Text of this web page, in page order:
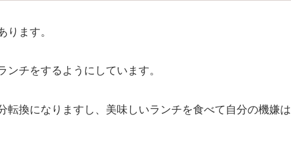
ります。
チをするようにしています。
転換になりますし、美味しいランチを食べて自分の機嫌は